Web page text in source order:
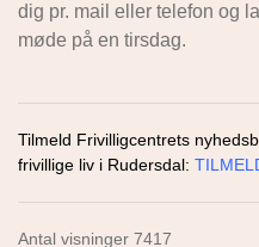
dig pr. mail eller telefon og
møde på en tirsdag.
Tilmeld Frivilligcentrets
frivillige liv i Rudersdal:
Antal visninger 7417